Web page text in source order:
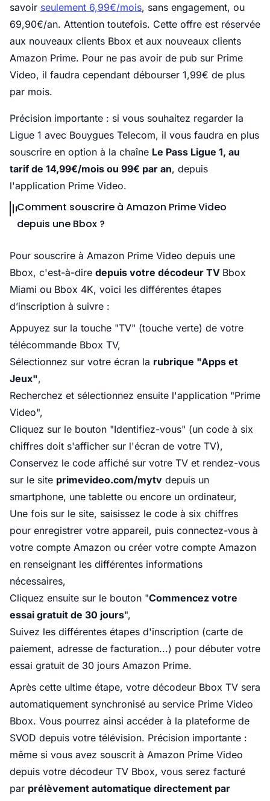
savoir seulement 6,99€/mois, sans engagement, ou
69,90€/an. Attention toutefois. Cette offre est réservée
aux nouveaux clients Bbox et aux nouveaux clients
Amazon Prime. Pour ne pas avoir de pub sur Prime
Video, il faudra cependant débourser 1,99€ de plus
par mois.
Précision importante : si vous souhaitez regarder la
Ligue 1 avec Bouygues Telecom, il vous faudra en plus
souscrire en option à la chaîne Le Pass Ligue 1, au
tarif de 14,99€/mois ou 99€ par an, depuis
l'application Prime Video.
Comment souscrire à Amazon Prime Video
depuis une Bbox ?
Pour souscrire à Amazon Prime Video depuis une
Bbox, c'est-à-dire depuis votre décodeur TV Bbox
Miami ou Bbox 4K, voici les différentes étapes
d’inscription à suivre :
Appuyez sur la touche "TV" (touche verte) de votre
télécommande Bbox TV,
Sélectionnez sur votre écran la rubrique "Apps et
Jeux",
Recherchez et sélectionnez ensuite l'application "Prime
Video",
Cliquez sur le bouton "Identifiez-vous" (un code à six
chiffres doit s'afficher sur l'écran de votre TV),
Conservez le code affiché sur votre TV et rendez-vous
sur le site primevideo.com/mytv depuis un
smartphone, une tablette ou encore un ordinateur,
Une fois sur le site, saisissez le code à six chiffres
pour enregistrer votre appareil, puis connectez-vous à
votre compte Amazon ou créer votre compte Amazon
en renseignant les différentes informations
nécessaires,
Cliquez ensuite sur le bouton "Commencez votre
essai gratuit de 30 jours",
Suivez les différentes étapes d'inscription (carte de
paiement, adresse de facturation...) pour débuter votre
essai gratuit de 30 jours Amazon Prime.
Après cette ultime étape, votre décodeur Bbox TV sera
automatiquement synchronisé au service Prime Video
Bbox. Vous pourrez ainsi accéder à la plateforme de
SVOD depuis votre télévision. Précision importante :
même si vous avez souscrit à Amazon Prime Video
depuis votre décodeur TV Bbox, vous serez facturé
par prélèvement automatique directement par